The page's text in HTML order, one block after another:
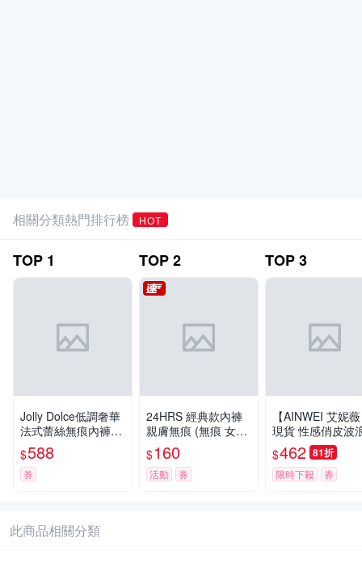
相關分類熱門排行榜 HOT
TOP 1
Jolly Dolce低調奢華
法式蕾絲無痕內褲五
件組
$588
券
TOP2
24HRS 經典款內褲
親膚無痕 (無痕 女內
褲 女內著 無感失憶)
$160
活動 券
TOP3
【AINWEI 艾妮
現貨 性感俏皮波
絲拼接低腰內褲/
內褲/女內褲/無痕
褲(超值5件組-顏
$462 81折
限時下殺 券
此商品相關分類